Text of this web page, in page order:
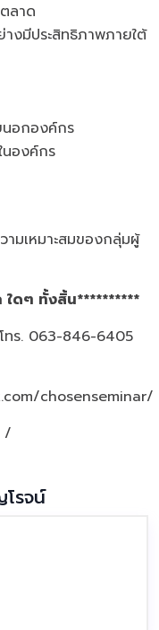
ลาด
งมีประสิทธิภาพภายใต้
นอกองค์กร
นองค์กร
ามเหมาะสมของกลุ่มผู้
ดๆ ทั้งสิ้น**********
ทร. 063-846-6405
chosenseminar/
/
รจน์